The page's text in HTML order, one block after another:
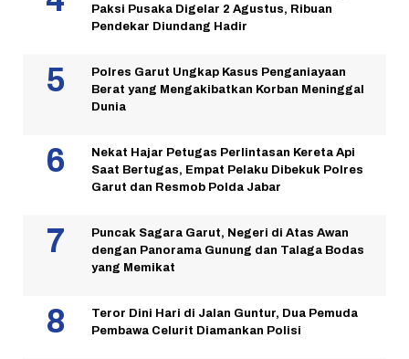
Paksi Pusaka Digelar 2 Agustus, Ribuan
Pendekar Diundang Hadir
Polres Garut Ungkap Kasus Penganiayaan
Berat yang Mengakibatkan Korban Meninggal
Dunia
Nekat Hajar Petugas Perlintasan Kereta Api
Saat Bertugas, Empat Pelaku Dibekuk Polres
Garut dan Resmob Polda Jabar
Puncak Sagara Garut, Negeri di Atas Awan
dengan Panorama Gunung dan Talaga Bodas
yang Memikat
Teror Dini Hari di Jalan Guntur, Dua Pemuda
Pembawa Celurit Diamankan Polisi